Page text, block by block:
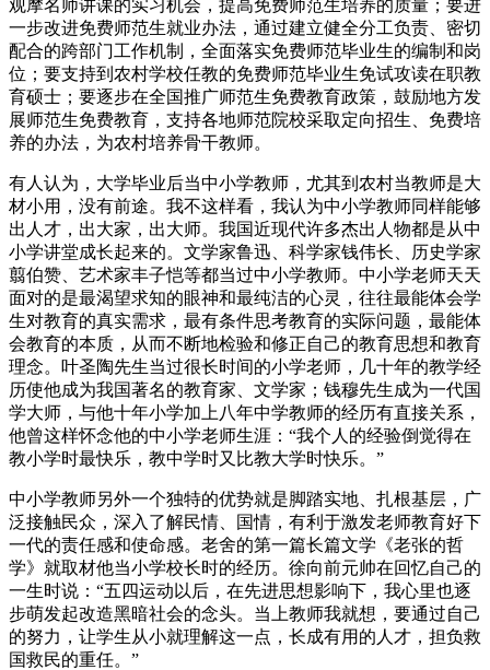
观摩名师讲课的实习机会，提高免费师范生培养的质量；要进
一步改进免费师范生就业办法，通过建立健全分工负责、密切
配合的跨部门工作机制，全面落实免费师范毕业生的编制和岗
位；要支持到农村学校任教的免费师范毕业生免试攻读在职教
育硕士；要逐步在全国推广师范生免费教育政策，鼓励地方发
展师范生免费教育，支持各地师范院校采取定向招生、免费培
养的办法，为农村培养骨干教师。
有人认为，大学毕业后当中小学教师，尤其到农村当教师是大
材小用，没有前途。我不这样看，我认为中小学教师同样能够
出人才，出大家，出大师。我国近现代许多杰出人物都是从中
小学讲堂成长起来的。文学家鲁迅、科学家钱伟长、历史学家
翦伯赞、艺术家丰子恺等都当过中小学教师。中小学老师天天
面对的是最渴望求知的眼神和最纯洁的心灵，往往最能体会学
生对教育的真实需求，最有条件思考教育的实际问题，最能体
会教育的本质，从而不断地检验和修正自己的教育思想和教育
理念。叶圣陶先生当过很长时间的小学老师，几十年的教学经
历使他成为我国著名的教育家、文学家；钱穆先生成为一代国
学大师，与他十年小学加上八年中学教师的经历有直接关系，
他曾这样怀念他的中小学老师生涯：“我个人的经验倒觉得在
教小学时最快乐，教中学时又比教大学时快乐。”
中小学教师另外一个独特的优势就是脚踏实地、扎根基层，广
泛接触民众，深入了解民情、国情，有利于激发老师教育好下
一代的责任感和使命感。老舍的第一篇长篇文学《老张的哲
学》就取材他当小学校长时的经历。徐向前元帅在回忆自己的
一生时说：“五四运动以后，在先进思想影响下，我心里也逐
步萌发起改造黑暗社会的念头。当上教师我就想，要通过自己
的努力，让学生从小就理解这一点，长成有用的人才，担负救
国救民的重任。”